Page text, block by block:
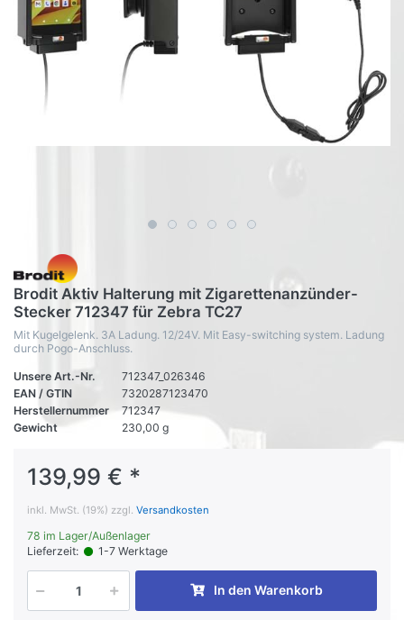
Brodit Aktiv Halterung mit Zigarettenanzünder-
Stecker 712347 für Zebra TC27
Mit Kugelgelenk. 3A Ladung. 12/24V. Mit Easy-switching system. Ladung
durch Pogo-Anschluss.
Unsere Art.-Nr.
712347_026346
EAN / GTIN
7320287123470
Herstellernummer
712347
Gewicht
230,00 g
139,99 € *
inkl. MwSt. (19%) zzgl. Versandkosten
78 im Lager/Außenlager
Lieferzeit:
1-7 Werktage
In den Warenkorb